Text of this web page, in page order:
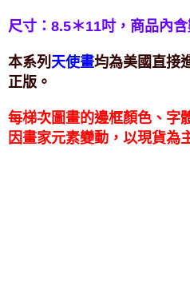
尺寸：8.5＊11吋， 商品內
本系列 天使畫均為美國直接
正版。
每梯次圖畫的邊框顏色、字
因畫家元素變動，以現貨為